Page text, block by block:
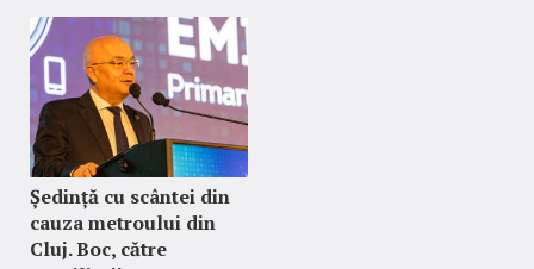
Ședință cu scântei din
cauza metroului din
Cluj. Boc, către